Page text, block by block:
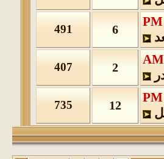
491
407
12
735